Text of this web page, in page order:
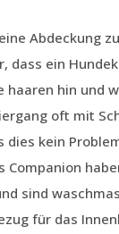
Abdeckung
dass ein
haaren hin und
oft mit
dies kein
Companion
sind
für das